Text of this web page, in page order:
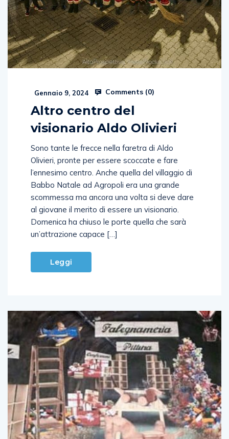
Gennaio 9, 2024 Comments (0)
Altro centro del
visionario Aldo Olivieri
Sono tante le frecce nella faretra di Aldo
Olivieri, pronte per essere scoccate e fare
l’ennesimo centro. Anche quella del villaggio di
Babbo Natale ad Agropoli era una grande
scommessa ma ancora una volta si deve dare
al giovane il merito di essere un visionario.
Domenica ha chiuso le porte quella che sarà
un’attrazione capace […]
Leggi